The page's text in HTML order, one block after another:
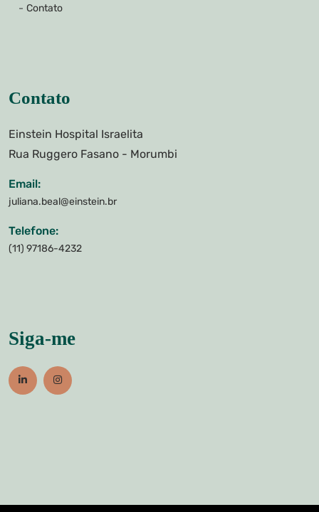
Contato
Contato
Einstein Hospital Israelita
Rua Ruggero Fasano - Morumbi
Email:
juliana.beal@einstein.br
Telefone:
(11) 97186-4232
Siga-me